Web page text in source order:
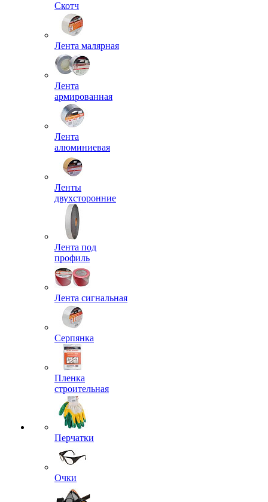
Скотч
Лента малярная
Лента
армированная
Лента
алюминиевая
Ленты
двухсторонние
Лента под
профиль
Лента сигнальная
Серпянка
Пленка
строительная
Перчатки
Очки